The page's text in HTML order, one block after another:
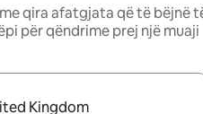
qira afatgjata që të bëjnë
për qëndrime prej një muaji
të disponueshme, lëviz me